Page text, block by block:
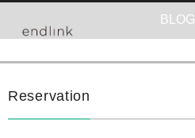
BLOG
Reservation